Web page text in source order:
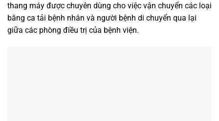
thang máy được chuyên dùng cho việc vận chuyển các loại
băng ca tải bệnh nhân và người bệnh di chuyển qua lại
giữa các phòng điều trị của bệnh viện.